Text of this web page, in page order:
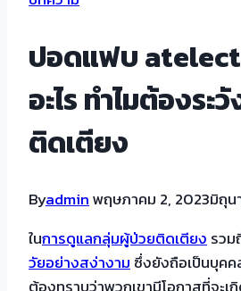
ปอดแฟบ
อะไร ทำไมต้องระ
ติดเตียง
Byadminพฤษภาคม 2, 2023มิถุน
ในการดูแลกลุ่มผู้ป่วยติดเตียงรว
วัยอย่างสง่างามซึ่งยังถือเป็นบุคค